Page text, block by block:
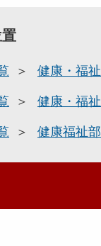
健康・福祉
健康・福祉
健康福祉部